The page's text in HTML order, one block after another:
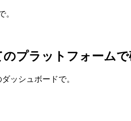
。
のプラットフォーム
ッシュボードで。